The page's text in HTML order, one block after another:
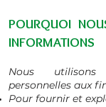
POURQUOI
INFORMATIONS
Nous
personnelles aux
Pour fournir et